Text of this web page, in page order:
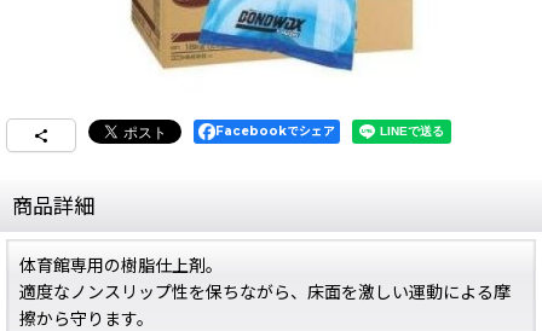
Facebookでシェア
商品詳細
体育館専用の樹脂仕上剤。
適度なノンスリップ性を保ちながら、床面を激しい運動による摩
擦から守ります。